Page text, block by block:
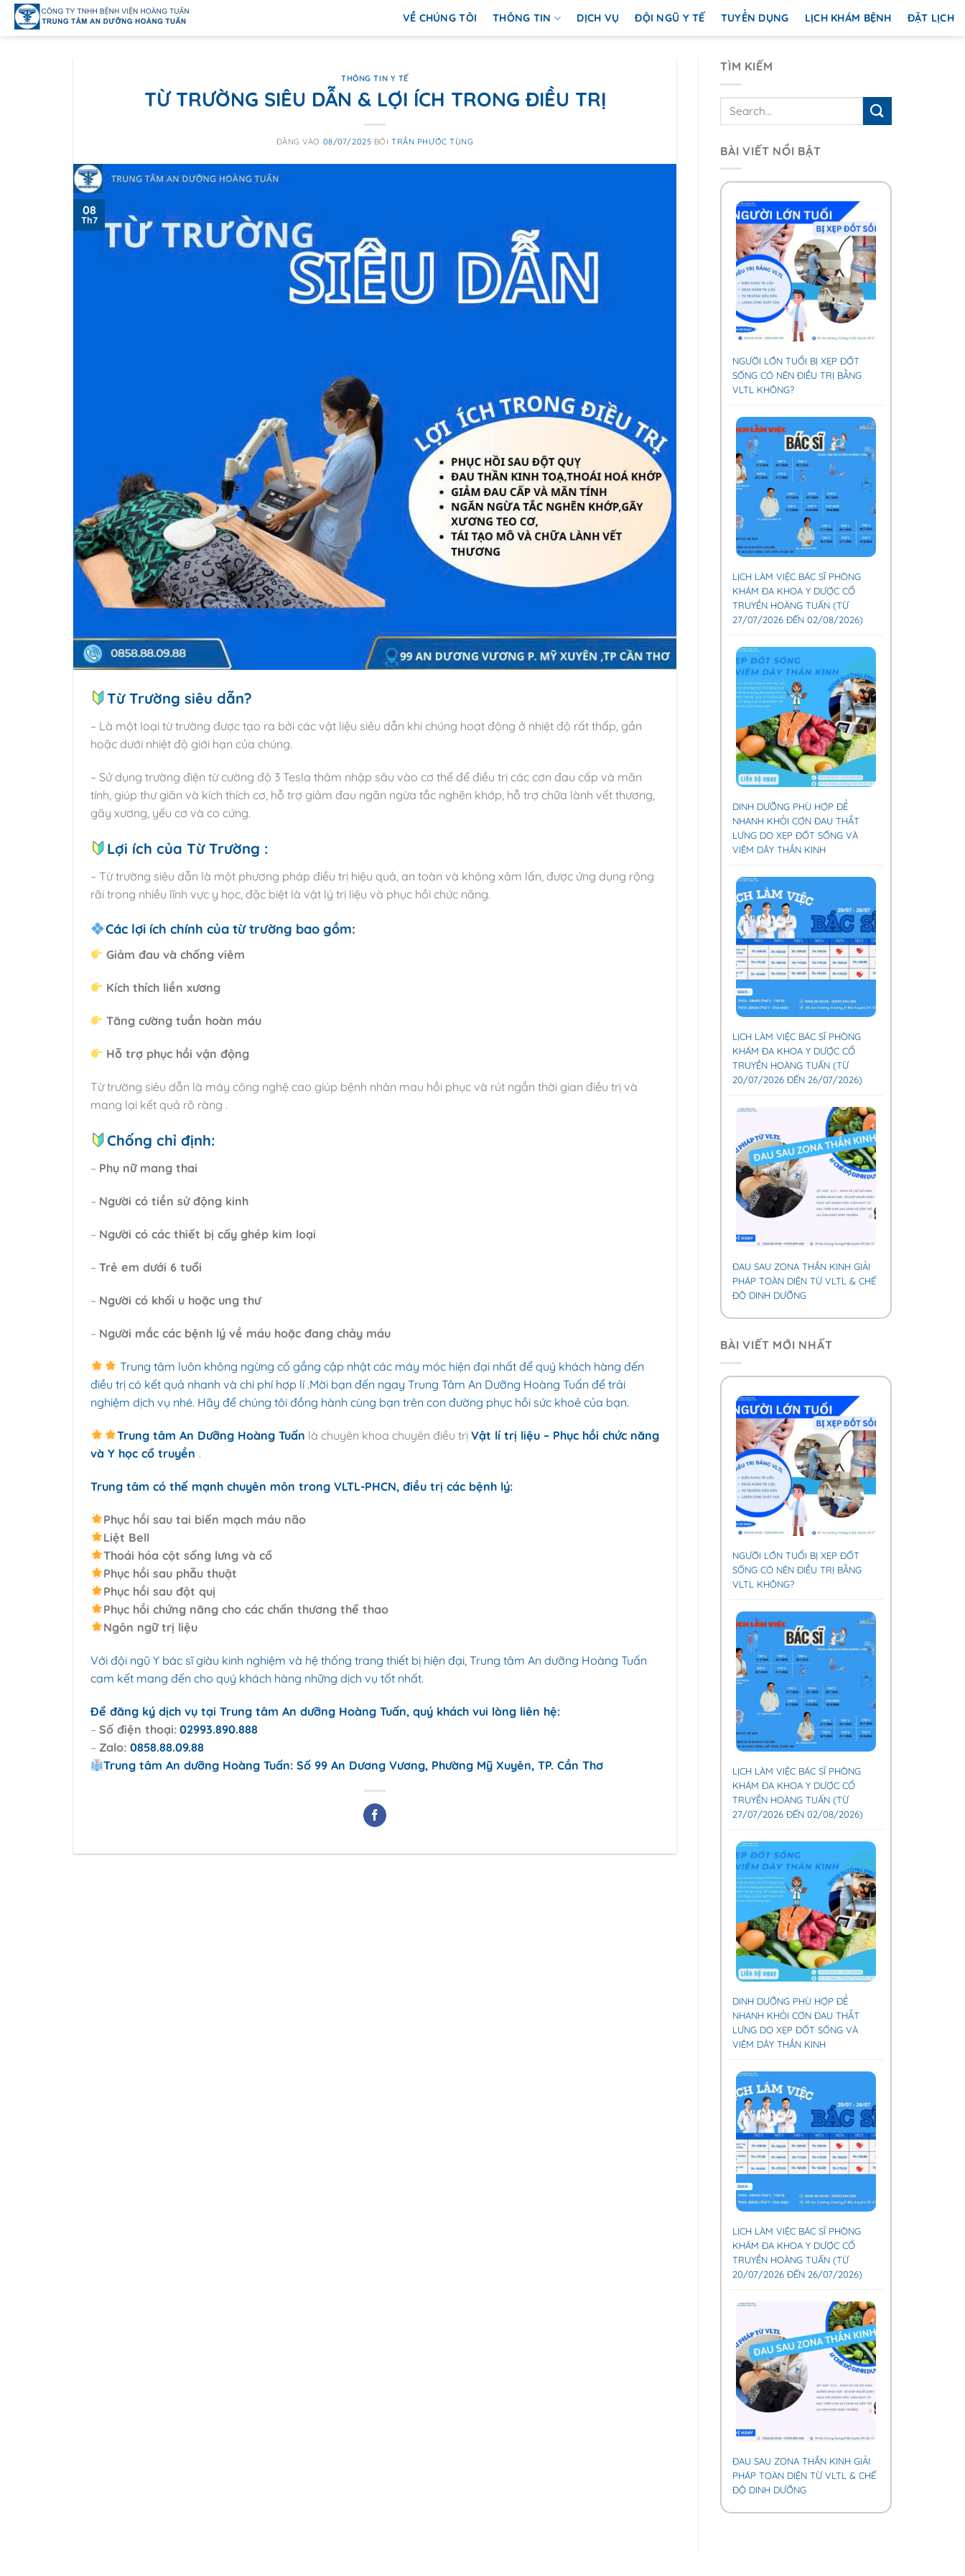
qua
VỀ CHÚNG TÔI THÔNG TIN DỊCH VỤ ĐỘI NGŨ Y TẾ TUYỂN DỤNG LỊCH KHÁM BỆNH ĐẶT LỊCH
THÔNG TIN Y TẾ
TỪ TRƯỜNG SIÊU DẪN & LỢI ÍCH TRONG ĐIỀU TRỊ
ĐĂNG VÀO 08/07/2025 BỞITRẦN PHƯỚC TÙNG
08
Th7
Từ Trường siêu dẫn?
– Là một loại từ trường được tạo ra bởi các vật liệu siêu dẫn khi chúng hoạt động ở nhiệt độ rất thấp, gần
hoặc dưới nhiệt độ giới hạn của chúng.
– Sử dụng trường điện từ cường độ 3 Tesla thâm nhập sâu vào cơ thể để điều trị các cơn đau cấp và mãn
tính, giúp thư giãn và kích thích cơ, hỗ trợ giảm đau ngăn ngừa tắc nghẽn khớp, hỗ trợ chữa lành vết thương,
gãy xương, yếu cơ và co cứng.
Lợi ích của Từ Trường :
– Từ trường siêu dẫn là một phương pháp điều trị hiệu quả, an toàn và không xâm lấn, được ứng dụng rộng
rãi trong nhiều lĩnh vực y học, đặc biệt là vật lý trị liệu và phục hồi chức năng.
Các lợi ích chính của từ trường bao gồm:
Giảm đau và chống viêm
Kích thích liền xương
Tăng cường tuần hoàn máu
Hỗ trợ phục hồi vận động
Từ trường siêu dẫn là máy công nghệ cao giúp bệnh nhân mau hồi phục và rút ngắn thời gian điều trị và
mang lại kết quả rõ ràng .
Chống chỉ định:
– Phụ nữ mang thai
– Người có tiền sử động kinh
– Người có các thiết bị cấy ghép kim loại
– Trẻ em dưới 6 tuổi
– Người có khối u hoặc ung thư
– Người mắc các bệnh lý về máu hoặc đang chảy máu
Trung tâm luôn không ngừng cố gắng cập nhật các máy móc hiện đại nhất để quý khách hàng đến
điều trị có kết quả nhanh và chi phí hợp lí .Mời bạn đến ngay Trung Tâm An Dưỡng Hoàng Tuấn để trải
nghiệm dịch vụ nhé. Hãy để chúng tôi đồng hành cùng bạn trên con đường phục hồi sức khoẻ của bạn.
Trung tâm An Dưỡng Hoàng Tuấn là chuyên khoa chuyên điều trị Vật lí trị liệu – Phục hồi chức năng
và Y học cổ truyền .
Trung tâm có thế mạnh chuyên môn trong VLTL-PHCN, điều trị các bệnh lý:
Phục hồi sau tai biến mạch máu não
Liệt Bell
Thoái hóa cột sống lưng và cổ
Phục hồi sau phẫu thuật
Phục hồi sau đột quị
Phục hồi chứng năng cho các chấn thương thểthao
Ngôn ngữ trị liệu
Với đội ngũ Y bác sĩ giàu kinh nghiệm và hệ thống trang thiết bị hiện đại, Trung tâm An dưỡng Hoàng Tuấn
cam kết mang đến cho quý khách hàng những dịch vụ tốt nhất.
Để đăng ký dịch vụ tại Trung tâm An dưỡng Hoàng Tuấn, quý khách vui lòng liên hệ:
– Số điện thoại: 02993.890.888
– Zalo: 0858.88.09.88
Trung tâm An dưỡng Hoàng Tuấn: Số 99 An Dương Vương, Phường Mỹ Xuyên, TP. Cần Thơ
TÌM KIẾM
BÀI VIẾT NỔI BẬT
NGƯỜI LỚN TUỔI BỊ XẸP ĐỐT
SỐNG CÓ NÊN ĐIỀU TRỊ BẰNG
VLTL KHÔNG?
LỊCH LÀM VIỆC BÁC SĨ PHÒNG
KHÁM ĐA KHOA Y DƯỢC CỔ
TRUYỀN HOÀNG TUẤN (TỪ
27/07/2026 ĐẾN 02/08/2026)
DINH DƯỠNG PHÙ HỢP ĐỂ
NHANH KHỎI CƠN ĐAU THẮT
LƯNG DO XẸP ĐỐT SỐNG VÀ
VIÊM DÂY THẦN KINH
LỊCH LÀM VIỆC BÁC SĨ PHÒNG
KHÁM ĐA KHOA Y DƯỢC CỔ
TRUYỀN HOÀNG TUẤN (TỪ
20/07/2026 ĐẾN 26/07/2026)
ĐAU SAU ZONA THẦN KINH GIẢI
PHÁP TOÀN DIỆN TỪ VLTL & CHẾ
ĐỘ DINH DƯỠNG
BÀI VIẾT MỚI NHẤT
NGƯỜI LỚN TUỔI BỊ XẸP ĐỐT
SỐNG CÓ NÊN ĐIỀU TRỊ BẰNG
VLTL KHÔNG?
LỊCH LÀM VIỆC BÁC SĨ PHÒNG
KHÁM ĐA KHOA Y DƯỢC CỔ
TRUYỀN HOÀNG TUẤN (TỪ
27/07/2026 ĐẾN 02/08/2026)
DINH DƯỠNG PHÙ HỢP ĐỂ
NHANH KHỎI CƠN ĐAU THẮT
LƯNG DO XẸP ĐỐT SỐNG VÀ
VIÊM DÂY THẦN KINH
LỊCH LÀM VIỆC BÁC SĨ PHÒNG
KHÁM ĐA KHOA Y DƯỢC CỔ
TRUYỀN HOÀNG TUẤN (TỪ
20/07/2026 ĐẾN 26/07/2026)
ĐAU SAU ZONA THẦN KINH GIẢI
PHÁP TOÀN DIỆN TỪ VLTL & CHẾ
ĐỘ DINH DƯỠNG